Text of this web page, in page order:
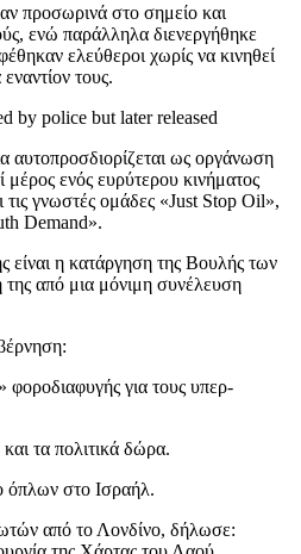
προσωρινά στο σημείο και
ενώ παράλληλα διενεργήθηκε
ελεύθεροι χωρίς να κινηθεί
τους.
ως οργάνωση
μέρος ενός ευρύτερου κινήματος
γνωστές ομάδες «Just Stop Oil»,
Demand».
είναι η κατάργηση της Βουλής των
από μια μόνιμη συνέλευση
φοροδιαφυγής για τους υπερ-
τα πολιτικά δώρα.
όπλων στο Ισραήλ.
από το Λονδίνο, δήλωσε: